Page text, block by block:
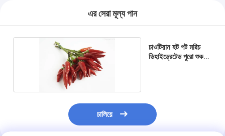
এর সেরা মূল্য পান
চাওটিয়ান হট পট মরিচ
ডিহাইড্রেটেড পুরো শুকনো
চালিয়ে